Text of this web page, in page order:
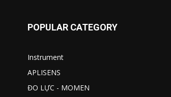
POPULAR CATEGORY
Instrument
APLISENS
ĐO LỰC - MOMEN